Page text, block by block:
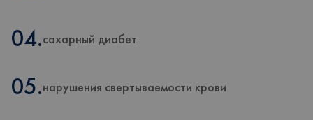
04.сахарный диабет
05.нарушения свертываемости крови